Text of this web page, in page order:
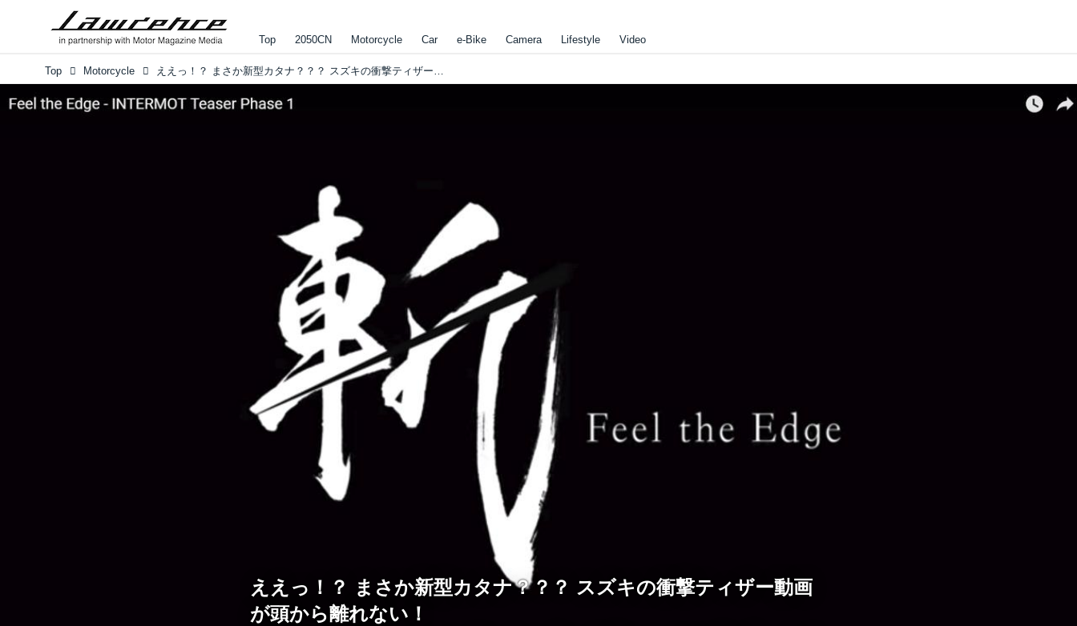
Top 2050CN Motorcycle Car e-Bike Camera Lifestyle Video
Top Motorcycle ええっ！？ まさか新型カタナ？？？ スズキの衝撃ティザー動画が頭から離れない！ ロレンス編集部の「コレがしたいアレが欲しい 2018年9月」キタオカ編
ええっ！？ まさか新型カタナ？？？ スズキの衝撃ティザー動画
が頭から離れない！